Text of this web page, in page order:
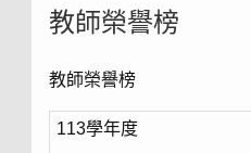
教師榮譽榜
教師榮譽榜
113學年度